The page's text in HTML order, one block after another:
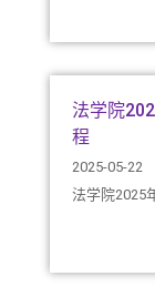
法学院
程
2025-05-22
法学院2025